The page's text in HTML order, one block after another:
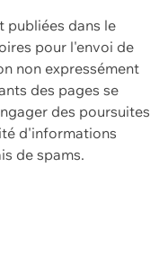
publiées dans le
pour l'envoi de
non expressément
des pages se
des poursuites
d'informations
de spams.